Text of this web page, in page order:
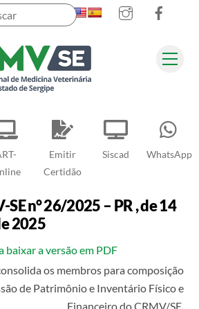
Instagram
Emitir
Certidão
Siscad WhatsApp
n° 26/2025 – PR , de 14
2025
baixar a versão em PDF
os membros para composição
de Patrimônio e Inventário Físico e
Financeiro do CRMV/SE.